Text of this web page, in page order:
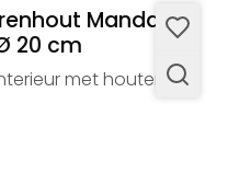
Mandala -
20 cm
met houten